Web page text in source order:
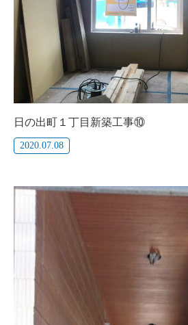
日の出町１丁目新築工事⑩
2020.07.08